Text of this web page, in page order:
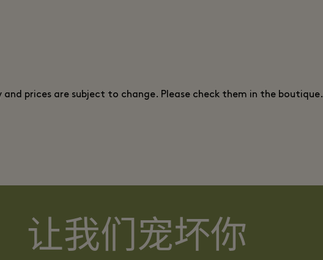
and prices are subject to change. Please check them in the boutique.
让我们宠坏你